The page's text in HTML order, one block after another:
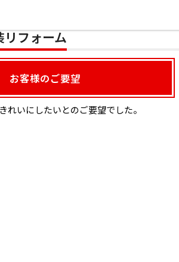
リフォーム
お客様のご要望
れいにしたいとのご要望でした。